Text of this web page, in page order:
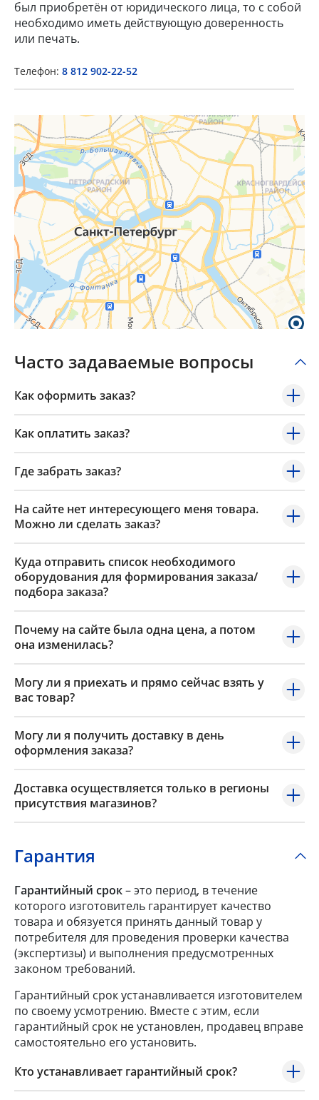
был приобретён от юридического лица, то с собой
необходимо иметь действующую доверенность
или печать.
Телефон: 8 812 902-22-52
Часто задаваемые вопросы
Как оформить заказ?
Как оплатить заказ?
Где забрать заказ?
На сайте нет интересующего меня товара.
Можно ли сделать заказ?
Куда отправить список необходимого
оборудования для формирования заказа/
подбора заказа?
Почему на сайте была одна цена, а потом
она изменилась?
Могу ли я приехать и прямо сейчас взять у
вас товар?
Могу ли я получить доставку в день
оформления заказа?
Доставка осуществляется только в регионы
присутствия магазинов?
Гарантия
Гарантийный срок– это период, в течение
которого изготовитель гарантирует качество
товара и обязуется принять данный товар у
потребителя для проведения проверки качества
(экспертизы) и выполнения предусмотренных
законом требований.
Гарантийный срок устанавливается изготовителем
по своему усмотрению. Вместе с этим, если
гарантийный срок не установлен, продавец вправе
самостоятельно его установить.
Кто устанавливает гарантийный срок?
Popup Title
Popup Content